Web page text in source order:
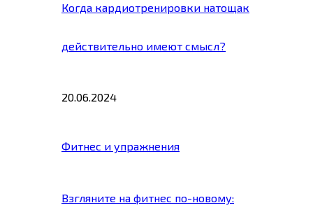
Когда кардиотренировки натощак
действительно имеют смысл?
20.06.2024
Фитнес и упражнения
Взгляните на фитнес по-новому: